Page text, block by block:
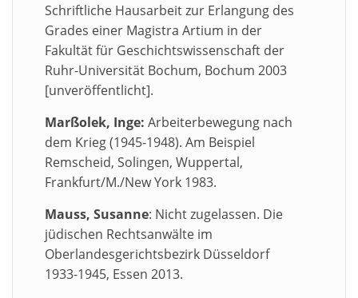
Schriftliche Hausarbeit zur Erlangung des
Grades einer Magistra Artium in der
Fakultät für Geschichtswissenschaft der
Ruhr-Universität Bochum, Bochum 2003
[unveröffentlicht].
Marßolek, Inge: Arbeiterbewegung nach
dem Krieg (1945-1948). Am Beispiel
Remscheid, Solingen, Wuppertal,
Frankfurt/M./New York 1983.
Mauss, Susanne: Nicht zugelassen. Die
jüdischen Rechtsanwälte im
Oberlandesgerichtsbezirk Düsseldorf
1933-1945, Essen 2013.